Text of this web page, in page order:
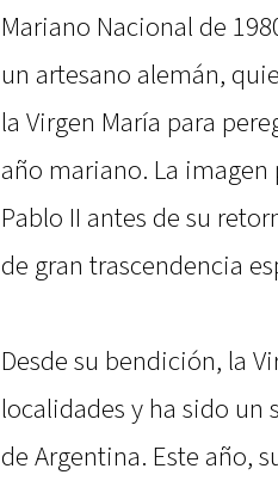
Mariano Nacional de
un artesano alemán,
la Virgen María para
año mariano. La
Pablo II antes de su
de gran trascendencia
Desde su bendición, la
localidades y ha sido un
de Argentina. Este año,